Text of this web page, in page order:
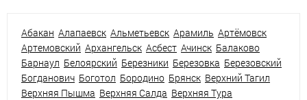
Абакан Алапаевск Альметьевск Арамиль Артёмовск
Артемовский Архангельск Асбест Ачинск Балаково
Барнаул Белоярский Березники Березовка Березовский
Богданович Боготол Бородино Брянск Верхний Тагил
Верхняя Пышма Верхняя Салда Верхняя Тура